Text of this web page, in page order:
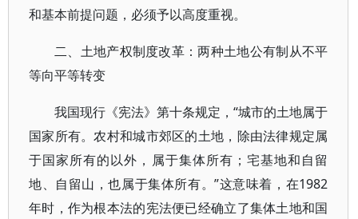
和基本前提问题，必须予以高度重视。
二、土地产权制度改革：两种土地公有制从不平
等向平等转变
我国现行《宪法》第十条规定，“城市的土地属于
国家所有。农村和城市郊区的土地，除由法律规定属
于国家所有的以外，属于集体所有；宅基地和自留
地、自留山，也属于集体所有。”这意味着，在1982
年时，作为根本法的宪法便已经确立了集体土地和国